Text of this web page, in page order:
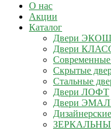
О нас
Акции
Каталог
Двери
Двери
Современные
Скрытые
Стальные
Двери ЛОФТ
Двери